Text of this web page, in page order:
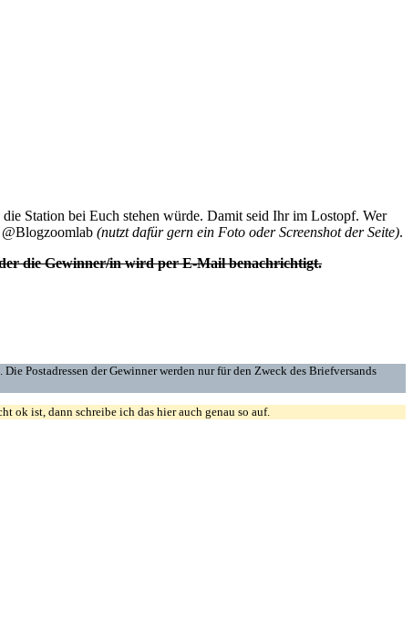
Station bei Euch stehen würde. Damit seid Ihr im Lostopf. Wer
(nutzt dafür gern ein Foto oder Screenshot der Seite).
die Gewinner/in wird per E-Mail benachrichtigt.
Postadressen der Gewinner werden nur für den Zweck des Briefversands
ok ist, dann schreibe ich das hier auch genau so auf.